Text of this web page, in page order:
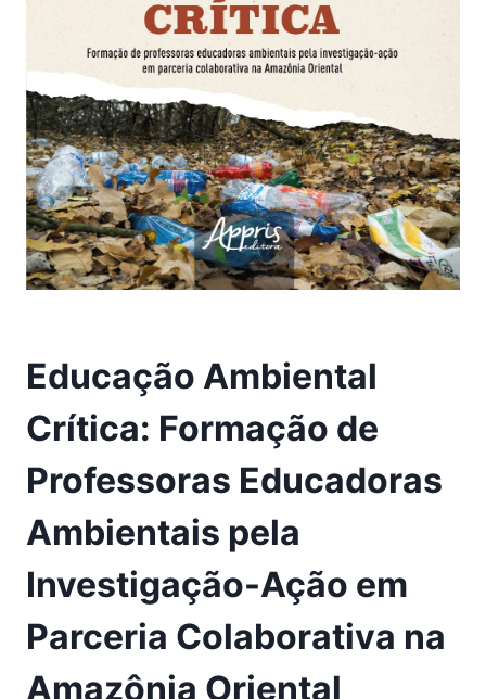
Educação Ambiental
Crítica: Formação de
Professoras Educadoras
Ambientais pela
Investigação-Ação em
Parceria Colaborativa na
Amazônia Oriental